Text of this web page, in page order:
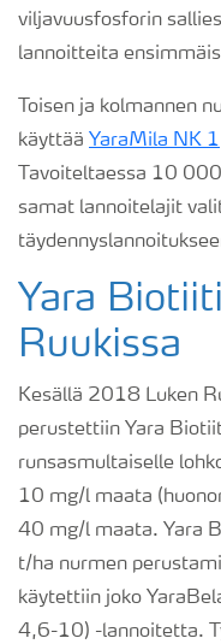
viljavuusfosforin
lannoitteita
Toisen ja kolmannen
käyttää YaraMila NK 1
Tavoiteltaessa 10
samat lannoitelajit
Yara
Ruukissa
Kesällä 2018 Luken
perustettiin Yara
runsasmultaiselle
10 mg/l maata
40 mg/l maata. Yara
t/ha nurmen
käytettiin joko
4,6-10) -lannoitetta.